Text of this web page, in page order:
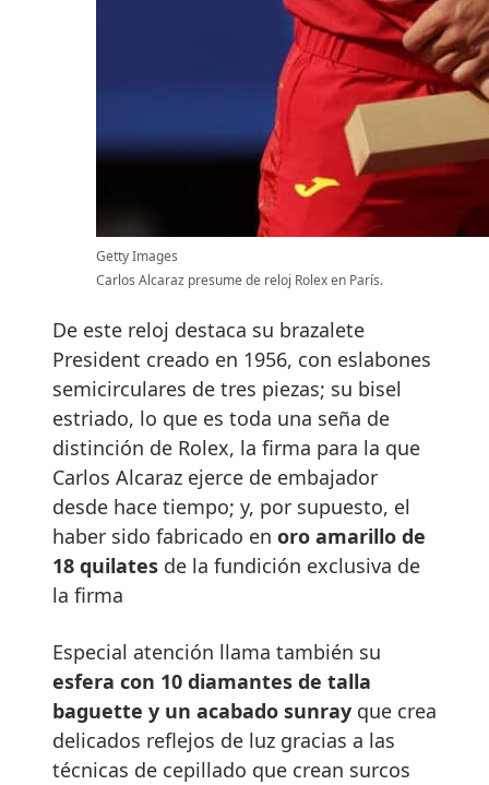
Getty Images
Carlos Alcaraz presume de reloj Rolex en París.
De este reloj destaca su brazalete
President creado en 1956, con eslabones
semicirculares de tres piezas; su bisel
estriado, lo que es toda una seña de
distinción de Rolex, la firma para la que
Carlos Alcaraz ejerce de embajador
desde hace tiempo; y, por supuesto, el
haber sido fabricado en oro amarillo de
18 quilates de la fundición exclusiva de
la firma
Especial atención llama también su
esfera con 10 diamantes de talla
baguette y un acabado sunray que crea
delicados reflejos de luz gracias a las
técnicas de cepillado que crean surcos